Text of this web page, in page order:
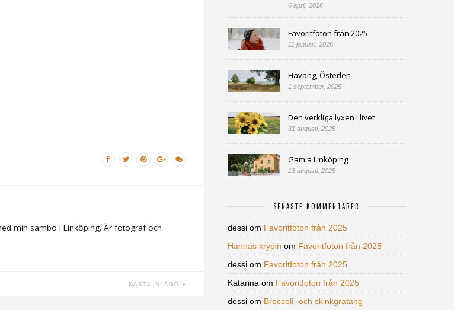
min sambo i Linköping. Är fotograf och
NÄSTA INLÄGG
6 april, 2026
Favoritfoton från 2025
11 januari, 2026
Haväng, Österlen
1 september, 2025
Den verkliga lyxen i livet
31 augusti, 2025
Gamla Linköping
13 augusti, 2025
SENASTE KOMMENTARER
dessi om Favoritfoton från 2025
Hannas krypin om Favoritfoton från 2025
dessi om Favoritfoton från 2025
Katarina om Favoritfoton från 2025
dessi om Broccoli- och skinkgratäng